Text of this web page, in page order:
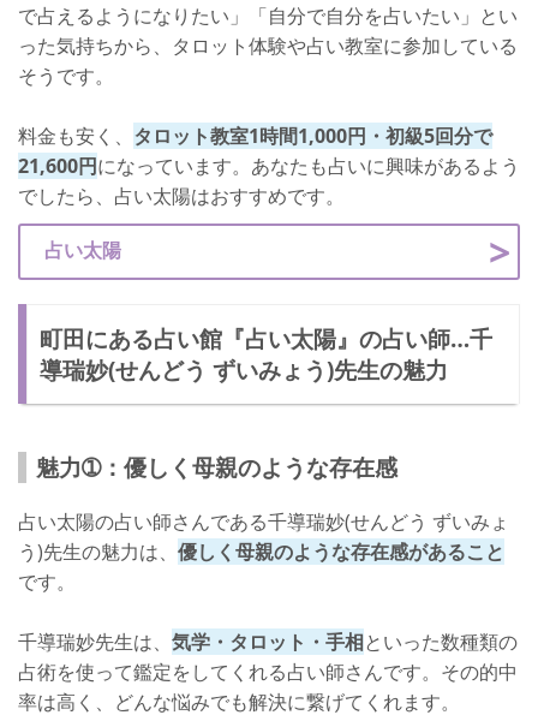
で占えるようになりたい」「自分で自分を占いたい」とい
った気持ちから、タロット体験や占い教室に参加している
そうです。
料金も安く、 タロット教室1時間1,000円・初級5回分で
21,600円になっています。あなたも占いに興味があるよう
でしたら、占い太陽はおすすめです。
占い太陽
町田にある占い館『占い太陽』の占い師…千
導瑞妙(せんどう ずいみょう)先生の魅力
魅力➀：優しく母親のような存在感
占い太陽の占い師さんである千導瑞妙(せんどう ずいみょ
う)先生の魅力は、 優しく母親のような存在感があること
です。
千導瑞妙先生は、 気学・タロット・手相といった数種類の
占術を使って鑑定をしてくれる占い師さんです。その的中
率は高く、どんな悩みでも解決に繋げてくれます。